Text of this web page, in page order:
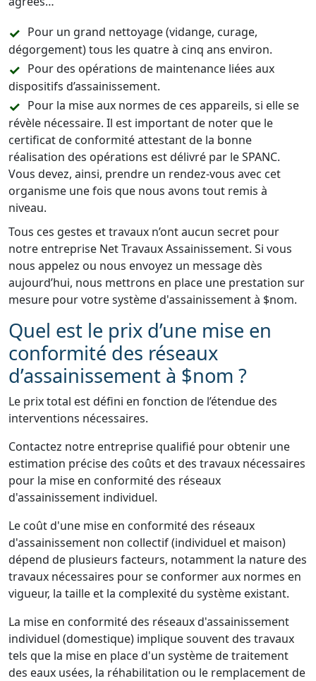
Pour un grand nettoyage (vidange, curage,
dégorgement) tous les quatre à cinq ans environ.
Pour des opérations de maintenance liées aux
dispositifs d’assainissement.
Pour la mise aux normes de ces appareils, si elle se
révèle nécessaire. Il est important de noter que le
certificat de conformité attestant de la bonne
réalisation des opérations est délivré par le SPANC.
Vous devez, ainsi, prendre un rendez-vous avec cet
organisme une fois que nous avons tout remis à
niveau.
Tous ces gestes et travaux n’ont aucun secret pour
notre entreprise Net Travaux Assainissement. Si vous
nous appelez ou nous envoyez un message dès
aujourd’hui, nous mettrons en place une prestation sur
mesure pour votre système d'assainissement à $nom.
Quel est le prix d’une mise en
conformité des réseaux
d’assainissement à $nom ?
Le prix total est défini en fonction de l’étendue des
interventions nécessaires.
Contactez notre entreprise qualifié pour obtenir une
estimation précise des coûts et des travaux nécessaires
pour la mise en conformité des réseaux
d'assainissement individuel.
Le coût d'une mise en conformité des réseaux
d'assainissement non collectif (individuel et maison)
dépend de plusieurs facteurs, notamment la nature des
travaux nécessaires pour se conformer aux normes en
vigueur, la taille et la complexité du système existant.
La mise en conformité des réseaux d'assainissement
individuel (domestique) implique souvent des travaux
tels que la mise en place d'un système de traitement
des eaux usées, la réhabilitation ou le remplacement de